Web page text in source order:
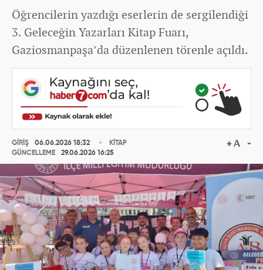
Öğrencilerin yazdığı eserlerin de sergilendiği
3. Geleceğin Yazarları Kitap Fuarı,
Gaziosmanpaşa’da düzenlenen törenle açıldı.
GİRİŞ
06.06.2026 18:32
GÜNCELLEME
29.06.2026 16:25
KİTAP